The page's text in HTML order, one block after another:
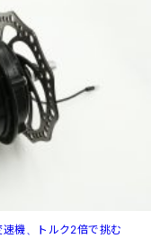
機、トルク2倍で挑む